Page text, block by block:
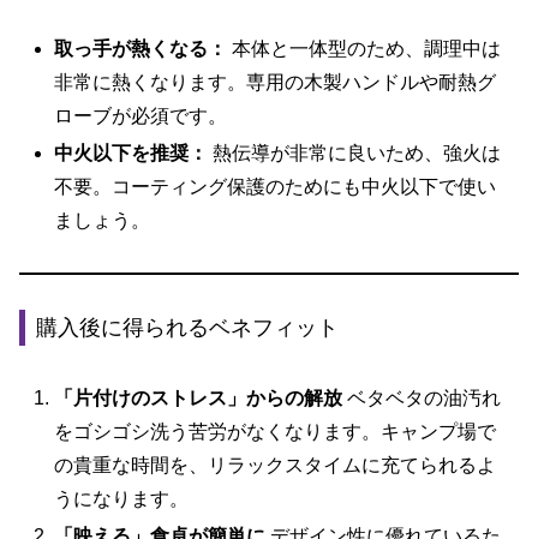
取っ手が熱くなる： 本体と一体型のため、調理中は
非常に熱くなります。専用の木製ハンドルや耐熱グ
ローブが必須です。
中火以下を推奨： 熱伝導が非常に良いため、強火は
不要。コーティング保護のためにも中火以下で使い
ましょう。
購入後に得られるベネフィット
「片付けのストレス」からの解放 ベタベタの油汚れ
をゴシゴシ洗う苦労がなくなります。キャンプ場で
の貴重な時間を、リラックスタイムに充てられるよ
うになります。